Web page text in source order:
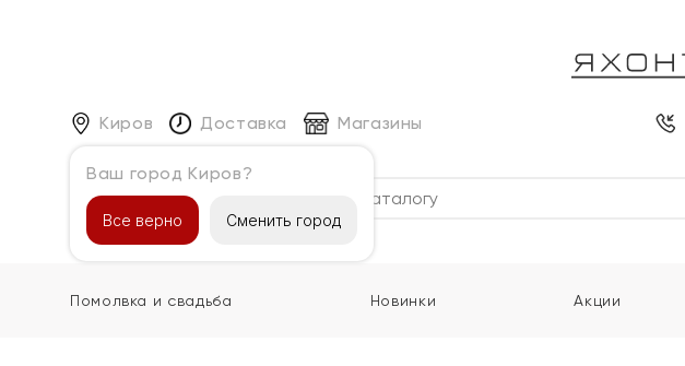
Киров
Ваш город Киров?
Все верно Сменить город
Доставка Магазины
Каталог
Помолвка и свадьба Новинки Акции